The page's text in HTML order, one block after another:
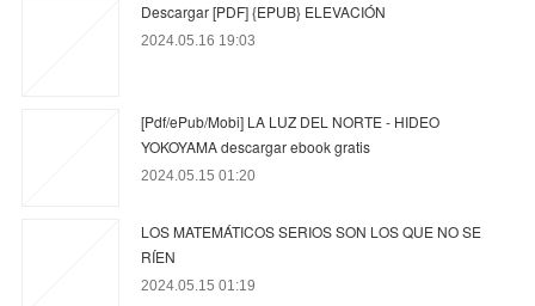
Descargar [PDF] {EPUB} ELEVACIÓN
2024.05.16 19:03
[Pdf/ePub/Mobi] LA LUZ DEL NORTE - HIDEO
YOKOYAMA descargar ebook gratis
2024.05.15 01:20
LOS MATEMÁTICOS SERIOS SON LOS QUE NO SE
RÍEN
2024.05.15 01:19